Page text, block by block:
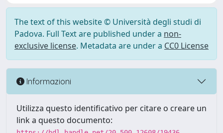
The text of this website © Università degli studi di
Padova. Full Text are published under a non-
exclusive license. Metadata are under a CC0 License
Informazioni
Utilizza questo identificativo per citare o creare un
link a questo documento: